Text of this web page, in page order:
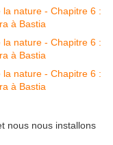
nous nous installons